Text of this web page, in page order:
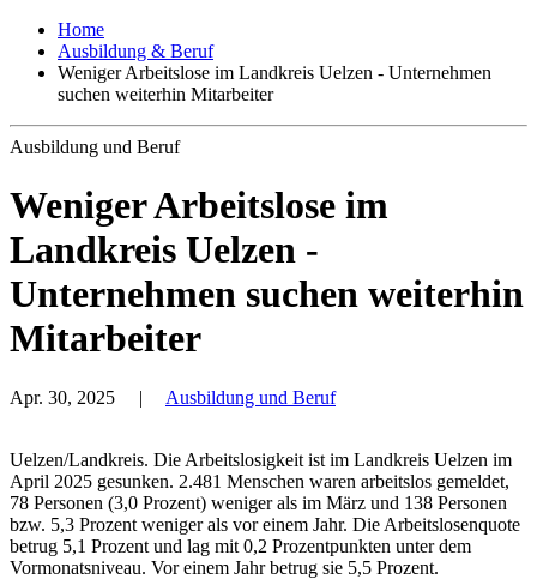
Home
Ausbildung & Beruf
Weniger Arbeitslose im Landkreis Uelzen - Unternehmen
suchen weiterhin Mitarbeiter
Ausbildung und Beruf
Weniger Arbeitslose im
Landkreis Uelzen -
Unternehmen suchen weiterhin
Mitarbeiter
Apr. 30, 2025 | Ausbildung und Beruf
Uelzen/Landkreis. Die Arbeitslosigkeit ist im Landkreis Uelzen im
April 2025 gesunken. 2.481 Menschen waren arbeitslos gemeldet,
78 Personen (3,0 Prozent) weniger als im März und 138 Personen
bzw. 5,3 Prozent weniger als vor einem Jahr. Die Arbeitslosenquote
betrug 5,1 Prozent und lag mit 0,2 Prozentpunkten unter dem
Vormonatsniveau. Vor einem Jahr betrug sie 5,5 Prozent.